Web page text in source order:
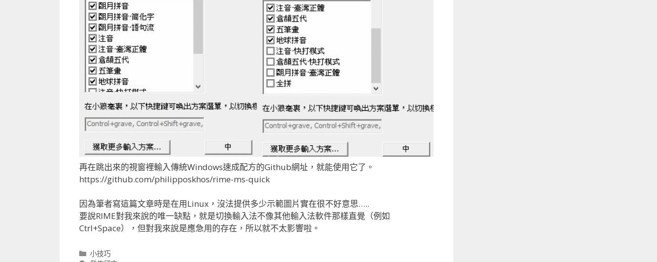
再在跳出來的視窗裡輸入傳統Windows速成配方的Github網址，就能使用它了。
https://github.com/philipposkhos/rime-ms-quick
因為筆者寫這篇文章時是在用Linux，沒法提供多少示範圖片實在很不好意思…..
要說RIME對我來說的唯一缺點，就是切換輸入法不像其他輸入法軟件那樣直覺（例如
Ctrl+Space），但對我來說是應急用的存在，所以就不太影響啦。
分
小技巧